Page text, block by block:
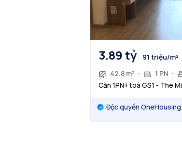
3.89 tỷ
91 triệu/m²
42.8 m²
1 PN
Căn 1PN+ toà GS1 - The
Độc quyền OneHousing